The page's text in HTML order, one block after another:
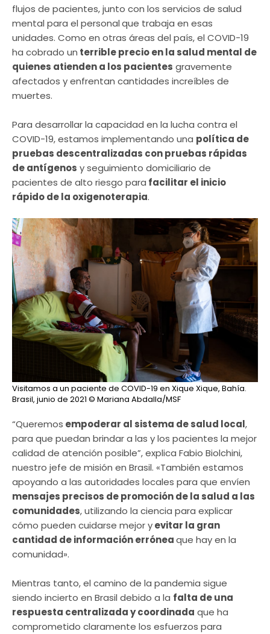
flujos de pacientes, junto con los servicios de salud
mental para el personalque trabaja en esas
unidades. Como en otras áreas del país, el COVID-19
ha cobrado un terrible precio en la salud mental de
quienes atienden a los pacientes gravemente
afectados y enfrentan cantidades increíbles de
muertes.
Para desarrollar la capacidad en la lucha contra el
COVID-19, estamos implementando una política de
pruebas descentralizadas con pruebas rápidas
de antígenos y seguimiento domiciliario de
pacientes de alto riesgo para facilitar el inicio
rápido de la oxigenoterapia.
Visitamos a un paciente de COVID-19 en Xique Xique, Bahía.
Brasil, junio de 2021 © Mariana Abdalla/MSF
“Queremos empoderar al sistema de salud local,
para que puedan brindar a las y los pacientes la mejor
calidad de atención posible”, explica Fabio Biolchini,
nuestro jefe de misión en Brasil. «También estamos
apoyando a las autoridades locales para que envíen
mensajes precisos de promoción de la salud a las
comunidades, utilizando la ciencia para explicar
cómo pueden cuidarse mejor yevitar la gran
cantidad de información erróneaque hay en la
comunidad».
Mientras tanto, el camino de la pandemia sigue
siendo incierto en Brasil debido a la falta de una
respuesta centralizada y coordinada que ha
comprometido claramente los esfuerzos para